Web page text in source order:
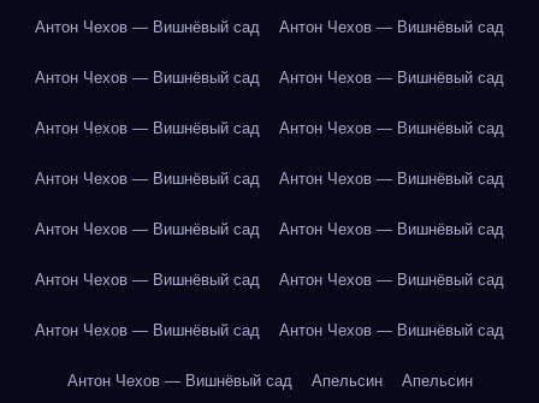
Антон Чехов — Вишнёвый сад Антон Чехов — Вишнёвый сад
Антон Чехов — Вишнёвый сад Антон Чехов — Вишнёвый сад
Антон Чехов — Вишнёвый сад Антон Чехов — Вишнёвый сад
Антон Чехов — Вишнёвый сад Антон Чехов — Вишнёвый сад
Антон Чехов — Вишнёвый сад Антон Чехов — Вишнёвый сад
Антон Чехов — Вишнёвый сад Антон Чехов — Вишнёвый сад
Антон Чехов — Вишнёвый сад Антон Чехов — Вишнёвый сад
Антон Чехов — Вишнёвый сад Апельсин Апельсин